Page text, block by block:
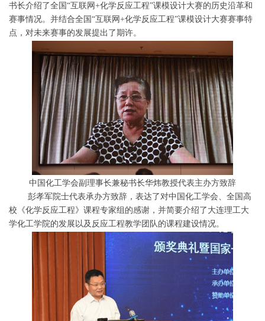
书长介绍了全国“互联网+化学反应工程”课模设计大赛的历史沿革和
赛事情况。并结合全国“互联网+化学反应工程”课模设计大赛赛事特
点，对未来赛事的发展提出了期许。
中国化工学会副理事长兼秘书长华炜教授代表主办方致辞
彭孝军院士代表承办方致辞，表达了对中国化工学会、全国高
校《化学反应工程》课程专家组的感谢，并简要介绍了大连理工大
学化工学院的发展以及反应工程教学团队的课程建设情况。